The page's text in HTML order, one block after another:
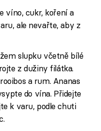
víno, cukr, koření a
ale nevařte, aby z
slupku včetně bílé
z dužiny filátka.
a rum. Ananas
do vína. Přidejte
k varu, podle chuti